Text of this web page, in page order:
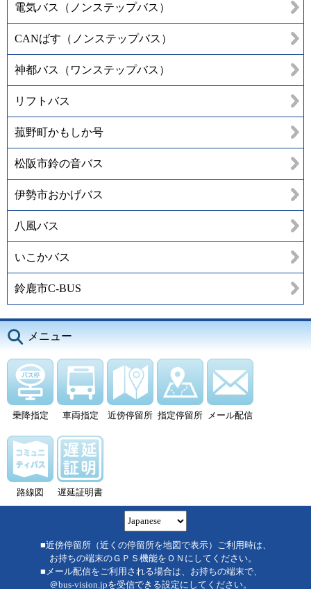
電気バス（ノンステップバス）
CANばす（ノンステップバス）
神都バス（ワンステップバス）
リフトバス
菰野町かもしか号
松阪市鈴の音バス
伊勢市おかげバス
八風バス
いこかバス
鈴鹿市C-BUS
メニュー
乗降指定 車両指定 近傍停留所 指定停留所 メール配信
路線図 遅延証明書
■近傍停留所（近くの停留所を地図で表示）ご利用時は、
お持ちの端末のＧＰＳ機能をＯＮにしてください。
■メール配信をご利用される場合は、お持ちの端末で、
＠bus-vision.jpを受信できる設定にしてください。